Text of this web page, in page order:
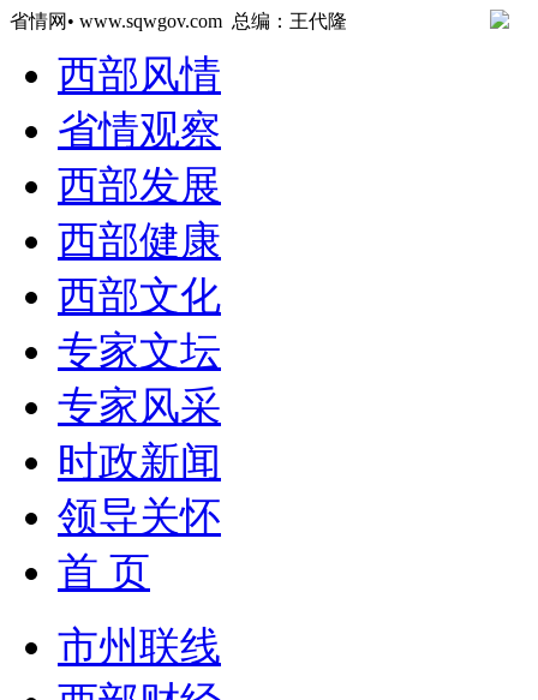
省情网• www.sqwgov.com 总编：王代隆
西部风情
省情观察
西部发展
西部健康
西部文化
专家文坛
专家风采
时政新闻
领导关怀
首 页
市州联线